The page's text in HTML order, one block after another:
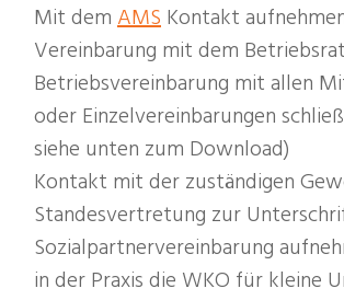
Mit demAMSKontakt
Vereinbarung mit dem
Betriebsvereinbarung mit allen
oder Einzelvereinbarungen
siehe unten zum Download)
Kontakt mit der zuständigen
Standesvertretung zur
Sozialpartnervereinbarung
in der Praxis die WKO für kleine